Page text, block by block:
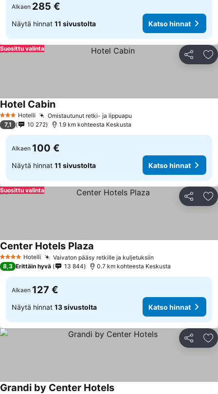
Alkaen 285 €
Näytä hinnat 11 sivustolta Katso hinnat
Jaa
Suosittu valinta
3 Tähtiluokitus
Hotelli Omistautunut retki- ja lippuapu
Hotel Cabin
7,1 10 272 1.9 km kohteesta Keskusta
Alkaen 100 €
Näytä hinnat 11 sivustolta Katso hinnat
Jaa
Suosittu valinta
4 Tähtiluokitus
Hotelli Vaivaton pääsy retkille ja kuljetuksiin
Center Hotels Plaza
8,3 Erittäin hyvä 13 844 0.7 km kohteesta Keskusta
Alkaen 127 €
Näytä hinnat 13 sivustolta Katso hinnat
Jaa
Grandi by Center Hotels